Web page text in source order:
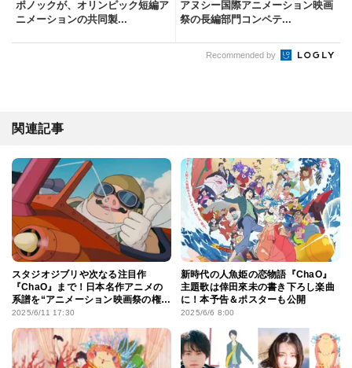
ポノックが、オリンピック短編ア
ニメーションの共同製...
アヌシー国際アニメーション映画
祭の長編部門コンペテ...
Recommended by
関連記事
スタジオジブリや次なる注目作
『ChaO』まで！日本名作アニメの
系譜を“アニメーション映画祭の権
威・アヌシー”からひも解く
2025/6/11 17:30
新時代の人魚姫の恋物語『ChaO』
主題歌は倖田來未の書き下ろし楽曲
に！本予告＆ポスターも公開
2025/6/6 8:00